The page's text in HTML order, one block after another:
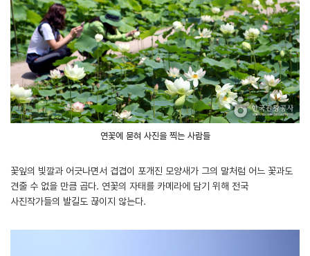
연꽃에 묻혀 사진을 찍는 사람들
꽃잎의 빛깔과 어긋나면서 겹겹이 포개진 모양새가 그의 말처럼 어느 꽃과도
견줄 수 없을 만큼 곱다. 연꽃의 자태를 카메라에 담기 위해 전국
사진작가들의 발길도 끊이지 않는다.